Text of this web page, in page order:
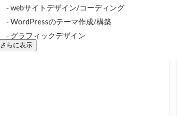
- webサイトデザイン/コーディング
- WordPressのテーマ作成/構築
- グラフィックデザイン
さらに表示